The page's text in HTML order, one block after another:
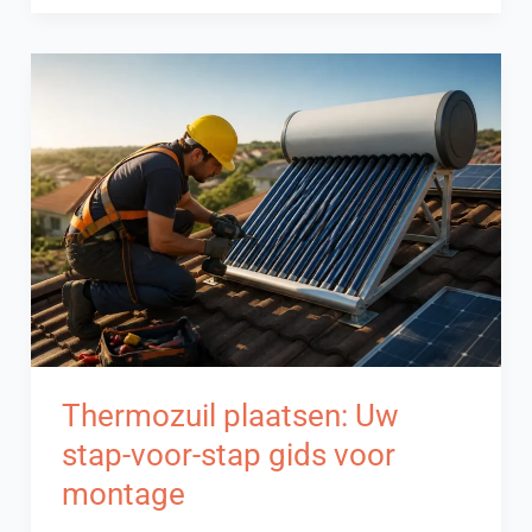
trend:
een
stijlvolle
inrichting
Thermozuil plaatsen: Uw
stap-voor-stap gids voor
montage